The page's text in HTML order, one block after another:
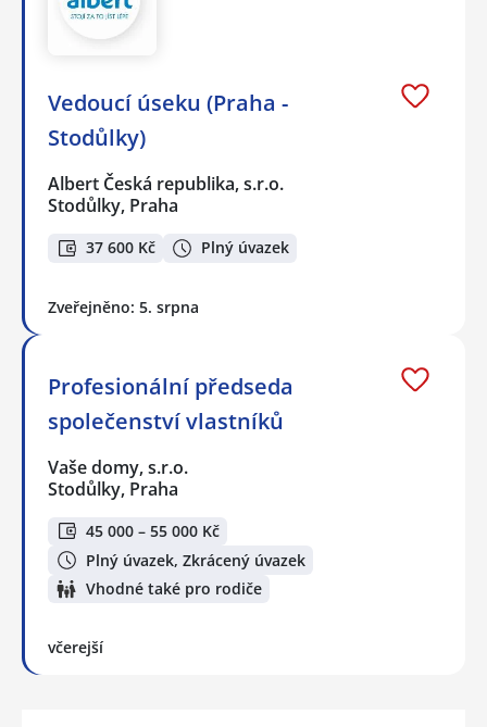
Vedoucí úseku (Praha -
Stodůlky)
Albert Česká republika, s.r.o.
Stodůlky, Praha
37 600 Kč Plný úvazek
Zveřejněno: 5. srpna
Profesionální předseda
společenství vlastníků
Vaše domy, s.r.o.
Stodůlky, Praha
45 000 – 55 000 Kč
Plný úvazek, Zkrácený úvazek
Vhodné také pro rodiče
včerejší